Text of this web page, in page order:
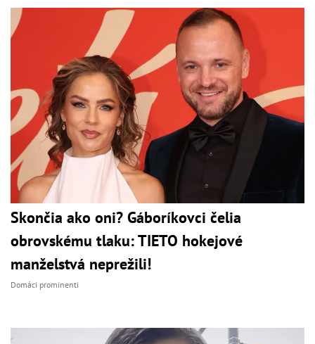
Skončia ako oni? Gáboríkovci čelia
obrovskému tlaku: TIETO hokejové
manželstvá neprežili!
Domáci prominenti